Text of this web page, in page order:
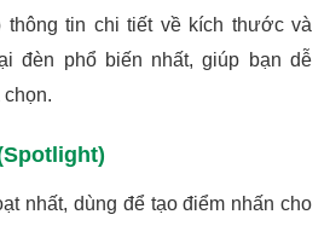
thông tin chi tiết về kích thước và
đèn phổ biến nhất, giúp bạn dễ
nhất, dùng để tạo điểm nhấn cho